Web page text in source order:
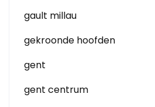
gault millau
gekroonde hoofden
gent
gent centrum